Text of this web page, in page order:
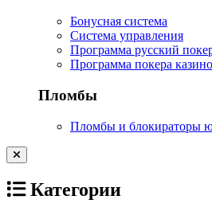
Бонусная система
Система управления
Программа русский
Программа покера казино
Пломбы
Пломбы и блокираторы
Категории